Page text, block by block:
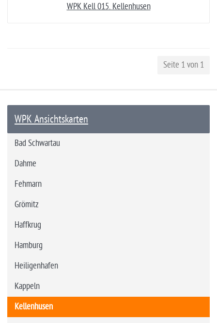
WPK Kell 015. Kellenhusen
Seite 1 von 1
WPK Ansichtskarten
Bad Schwartau
Dahme
Fehmarn
Grömitz
Haffkrug
Hamburg
Heiligenhafen
Kappeln
Kellenhusen